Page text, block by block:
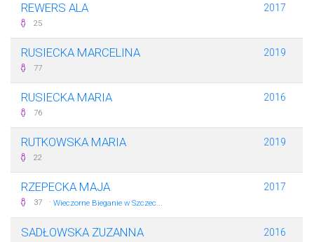
REWERS ALA
25
2017
RUSIECKA MARCELINA
77
2019
RUSIECKA MARIA
76
2016
RUTKOWSKA MARIA
22
2019
RZEPECKA MAJA
37 · Wieczorne Bieganie w Szczec...
2017
SADŁOWSKA ZUZANNA 2016